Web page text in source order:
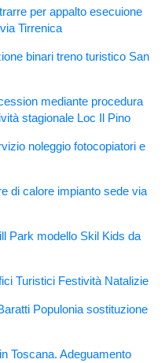
per appalto esecuione
Tirrenica
binari treno turistico San
mediante procedura
stagionale Loc Il Pino
noleggio fotocopiatori e
di calore impianto sede via
Park modello Skil Kids da
Turistici Festività Natalizie
Populonia sostituzione
Toscana. Adeguamento